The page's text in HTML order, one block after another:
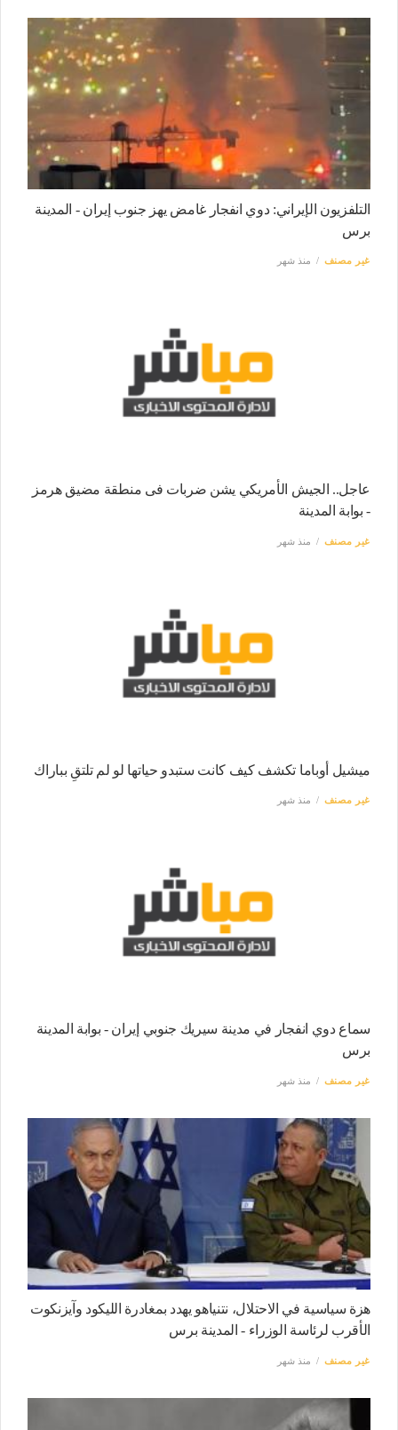
التلفزيون الإيراني: دوي انفجار غامض يهز جنوب إيران - المدينة
برس
غير مصنف منذ شهر
عاجل.. الجيش الأمريكي يشن ضربات فى منطقة مضيق هرمز
- بوابة المدينة
غير مصنف منذ شهر
ميشيل أوباما تكشف كيف كانت ستبدو حياتها لو لم تلتقِ بباراك
غير مصنف منذ شهر
سماع دوي انفجار في مدينة سيريك جنوبي إيران - بوابة المدينة
برس
غير مصنف منذ شهر
هزة سياسية في الاحتلال، نتنياهو يهدد بمغادرة الليكود وآيزنكوت
الأقرب لرئاسة الوزراء - المدينة برس
غير مصنف منذ شهر